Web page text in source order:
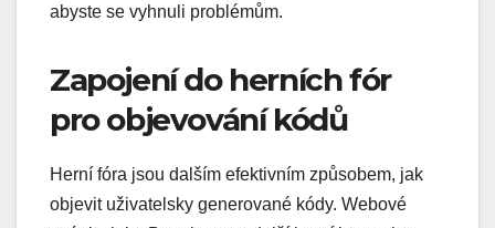
abyste se vyhnuli problémům.
Zapojení do herních fór
pro objevování kódů
Herní fóra jsou dalším efektivním způsobem, jak
objevit uživatelsky generované kódy. Webové